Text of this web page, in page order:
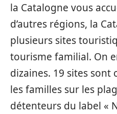
la Catalogne vous
d’autres régions, la
plusieurs sites
tourisme familial. On
dizaines. 19 sites sont
les familles sur les
détenteurs du label «